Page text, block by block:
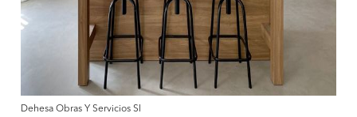
Dehesa Obras Y Servicios Sl